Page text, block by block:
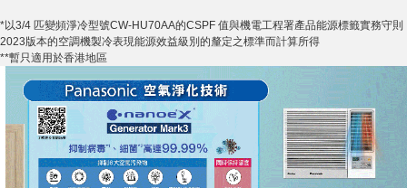
*以3/4 匹變頻淨冷型號CW-HU70AA的CSPF 值與機電工程署產品能源標籤實務守則
2023版本的空調機製冷表現能源效益級別的釐定之標準而計算所得
**暫只適用於香港地區